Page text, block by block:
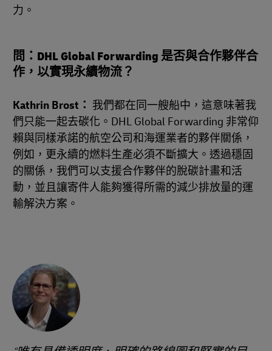
力。
問：DHL Global Forwarding 是否與合作夥伴合
作，以實現永續物流？
Kathrin Brost： 我們都在同一艘船中，這意味著我
們只能一起去碳化。DHL Global Forwarding 非常仰
賴與同樣承諾的航空公司和海運業者的夥伴關係，
例如，更永續的燃料生產必須不斷擴大。透過穩固
的關係，我們可以支援合作夥伴的脫碳計畫和活
動，並且讓寄件人能夠獲得所需的減少排放量的運
輸解決方案。